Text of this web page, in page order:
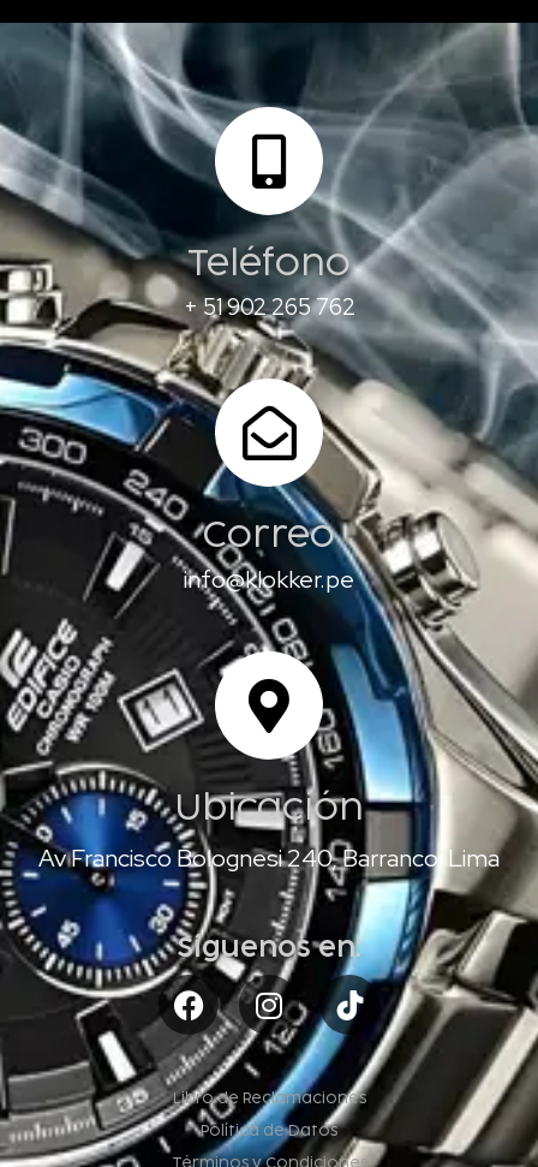
Teléfono
+ 51 902 265 762
Correo
info@klokker.pe
Ubicación
Av Francisco Bolognesi 240, Barranco, Lima
Síguenos en:
Libro de Reclamaciones
Política de Datos
Términos y Condiciones